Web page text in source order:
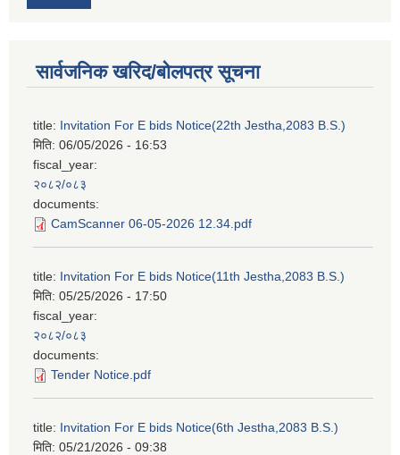
सार्वजनिक खरिद/बोलपत्र सूचना
title: Invitation For E bids Notice(22th Jestha,2083 B.S.)
मिति: 06/05/2026 - 16:53
fiscal_year:
२०८२/०८३
documents:
CamScanner 06-05-2026 12.34.pdf
title: Invitation For E bids Notice(11th Jestha,2083 B.S.)
मिति: 05/25/2026 - 17:50
fiscal_year:
२०८२/०८३
documents:
Tender Notice.pdf
title: Invitation For E bids Notice(6th Jestha,2083 B.S.)
मिति: 05/21/2026 - 09:38